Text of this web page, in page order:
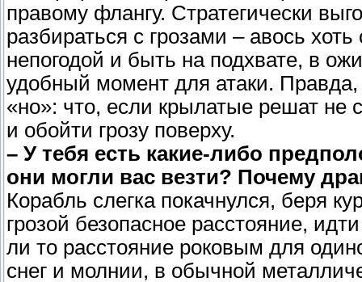
правому флангу. Стратегически
разбираться с грозами – авось
непогодой и быть на подхвате, в
удобный момент для атаки. Правда,
«но»: что, если крылатые решат не
и обойти грозу поверху.
– У тебя есть какие-либо
они могли вас везти? Почему
Корабль слегка покачнулся, беря
грозой безопасное расстояние,
ли то расстояние роковым для
снег и молнии, в обычной